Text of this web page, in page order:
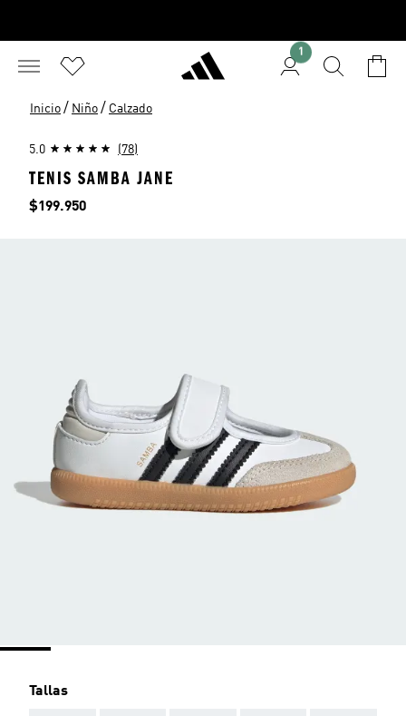
1
Inicio / Niño / Calzado
5.0 (78)
TENIS SAMBA JANE
Precio
$199.950
Tallas